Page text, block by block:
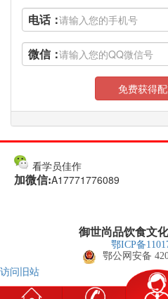
电话：
微信：
免费获得
看学员佳作
加微信:A17771776089
御世尚品饮食文
鄂ICP备
鄂公网安备
访问旧站